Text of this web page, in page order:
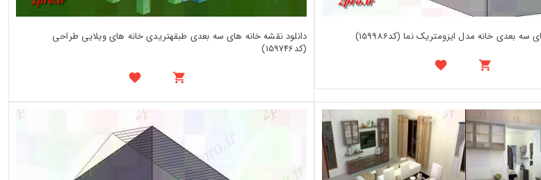
بعدی خانه مدل ایزومتریک نما (کد159986)
دانلود نقشه خانه های سه بعدی طبقهتریدی خانه های ویلایی طراحی
(کد159746)